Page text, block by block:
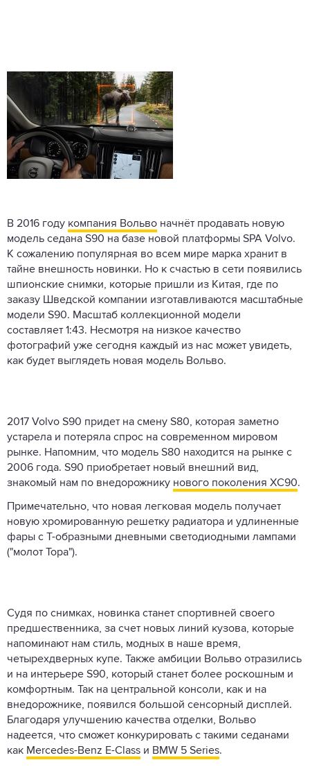
В 2016 году компания Вольво начнёт продавать новую
модель седана S90 на базе новой платформы SPA Volvo.
К сожалению популярная во всем мире марка хранит в
тайне внешность новинки. Но к счастью в сети появились
шпионские снимки, которые пришли из Китая, где по
заказу Шведской компании изготавливаются масштабные
модели S90. Масштаб коллекционной модели
составляет 1:43. Несмотря на низкое качество
фотографий уже сегодня каждый из нас может увидеть,
как будет выглядеть новая модель Вольво.
2017 Volvo S90 придет на смену S80, которая заметно
устарела и потеряла спрос на современном мировом
рынке. Напомним, что модель S80 находится на рынке с
2006 года. S90 приобретает новый внешний вид,
знакомый нам по внедорожнику нового поколения XC90.
Примечательно, что новая легковая модель получает
новую хромированную решетку радиатора и удлиненные
фары с Т-образными дневными светодиодными лампами
("молот Тора").
Судя по снимках, новинка станет спортивней своего
предшественника, за счет новых линий кузова, которые
напоминают нам стиль, модных в наше время,
четырехдверных купе. Также амбиции Вольво отразились
и на интерьере S90, который станет более роскошным и
комфортным. Так на центральной консоли, как и на
внедорожнике, появился большой сенсорный дисплей.
Благодаря улучшению качества отделки, Вольво
надеется, что сможет конкурировать с такими седанами
как Mercedes-Benz E-Class и BMW 5 Series.